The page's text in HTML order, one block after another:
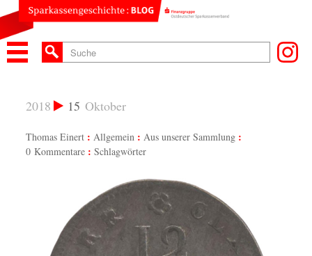
15 Oktober
2018
Thomas Einert Allgemein
Aus unserer Sammlung
0 Kommentare
Schlagwörter